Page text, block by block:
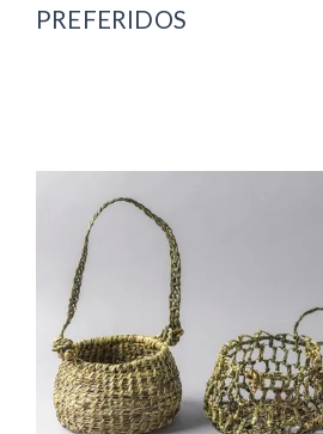
PREFERIDOS